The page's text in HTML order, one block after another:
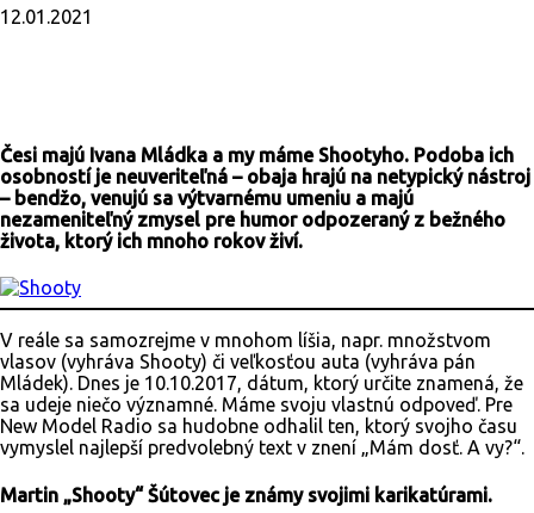
12.01.2021
Česi majú Ivana Mládka a my máme Shootyho. Podoba ich
osobností je neuveriteľná – obaja hrajú na netypický nástroj
– bendžo, venujú sa výtvarnému umeniu a majú
nezameniteľný zmysel pre humor odpozeraný z bežného
života, ktorý ich mnoho rokov živí.
V reále sa samozrejme v mnohom líšia, napr. množstvom
vlasov (vyhráva Shooty) či veľkosťou auta (vyhráva pán
Mládek). Dnes je 10.10.2017, dátum, ktorý určite znamená, že
sa udeje niečo významné. Máme svoju vlastnú odpoveď. Pre
New Model Radio sa hudobne odhalil ten, ktorý svojho času
vymyslel najlepší predvolebný text v znení „Mám dosť. A vy?“.
Martin „Shooty“ Šútovec je známy svojimi karikatúrami.